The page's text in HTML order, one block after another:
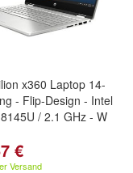
x360 Laptop 14-
- Flip-Design - Intel
/ 2.1 GHz - W
€
Versand